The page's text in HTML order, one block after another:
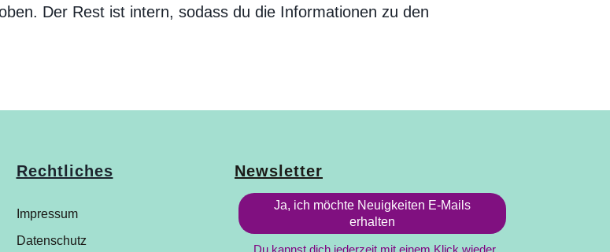
Der Rest ist intern, sodass du die Informationen zu den
Rechtliches
Impressum
Datenschutz
Newsletter